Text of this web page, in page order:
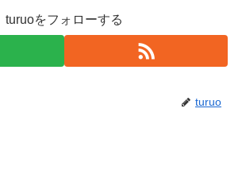
turuoをフォローする
turuo